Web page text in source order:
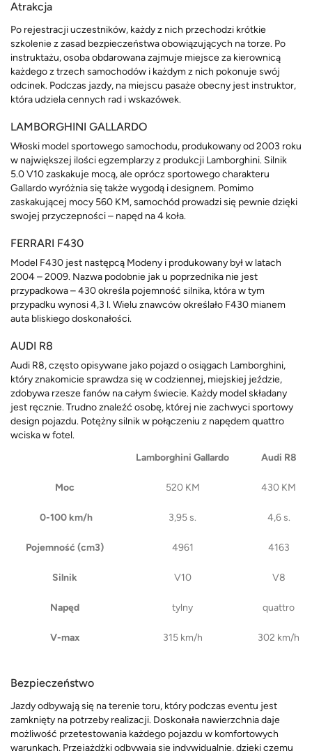
Atrakcja
Po rejestracji uczestników, każdy z nich przechodzi krótkie
szkolenie z zasad bezpieczeństwa obowiązujących na torze. Po
instruktażu, osoba obdarowana zajmuje miejsce za kierownicą
każdego z trzech samochodów i każdym z nich pokonuje swój
odcinek. Podczas jazdy, na miejscu pasaże obecny jest instruktor,
która udziela cennych rad i wskazówek.
LAMBORGHINI GALLARDO
Włoski model sportowego samochodu, produkowany od 2003 roku
w największej ilości egzemplarzy z produkcji Lamborghini. Silnik
5.0 V10 zaskakuje mocą, ale oprócz sportowego charakteru
Gallardo wyróżnia się także wygodą i designem. Pomimo
zaskakującej mocy 560 KM, samochód prowadzi się pewnie dzięki
swojej przyczepności – napęd na 4 koła.
FERRARI F430
Model F430 jest następcą Modeny i produkowany był w latach
2004 – 2009. Nazwa podobnie jak u poprzednika nie jest
przypadkowa – 430 określa pojemność silnika, która w tym
przypadku wynosi 4,3 l. Wielu znawców określało F430 mianem
auta bliskiego doskonałości.
AUDI R8
Audi R8, często opisywane jako pojazd o osiągach Lamborghini,
który znakomicie sprawdza się w codziennej, miejskiej jeździe,
zdobywa rzesze fanów na całym świecie. Każdy model składany
jest ręcznie. Trudno znaleźć osobę, której nie zachwyci sportowy
design pojazdu. Potężny silnik w połączeniu z napędem quattro
wciska w fotel.
Lamborghini Gallardo
Audi R8
Moc 520 KM 430 KM
0-100 km/h 3,95 s. 4,6 s.
Pojemność (cm3) 4961 4163
Silnik V10 V8
Napęd tylny quattro
V-max 315 km/h 302 km/h
Bezpieczeństwo
Jazdy odbywają się na terenie toru, który podczas eventu jest
zamknięty na potrzeby realizacji. Doskonała nawierzchnia daje
możliwość przetestowania każdego pojazdu w komfortowych
warunkach. Przejażdżki odbywają się indywidualnie, dzięki czemu